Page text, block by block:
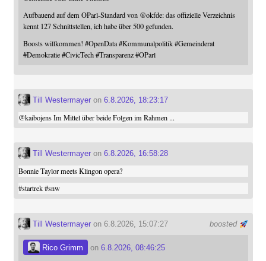
Aufbauend auf dem OParl-Standard von @okfde: das offizielle Verzeichnis
kennt 127 Schnittstellen, ich habe über 500 gefunden.
Boosts willkommen! #OpenData #Kommunalpolitik #Gemeinderat
#Demokratie #CivicTech #Transparenz #OParl
Till Westermayeron 6.8.2026, 18:23:17
@kaibojensIm Mittel über beide Folgen im Rahmen ...
Till Westermayeron 6.8.2026, 16:58:28
Bonnie Taylor meets Klingon opera?
#startrek #snw
boosted
Till Westermayeron 6.8.2026, 15:07:27
Rico Grimm on 6.8.2026, 08:46:25